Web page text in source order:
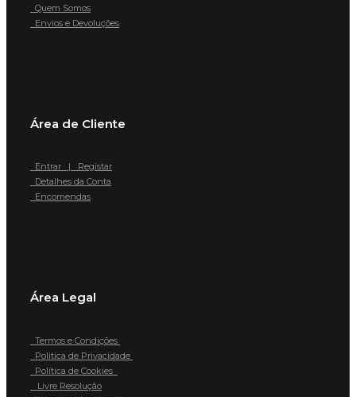
Quem Somos
Envios e Devoluções
Área de Cliente
Entrar | Registar
Detalhes da Conta
Encomendas
Área Legal
Termos e Condições
Politica de Privacidade
Política de Cookies
Livre Resolução